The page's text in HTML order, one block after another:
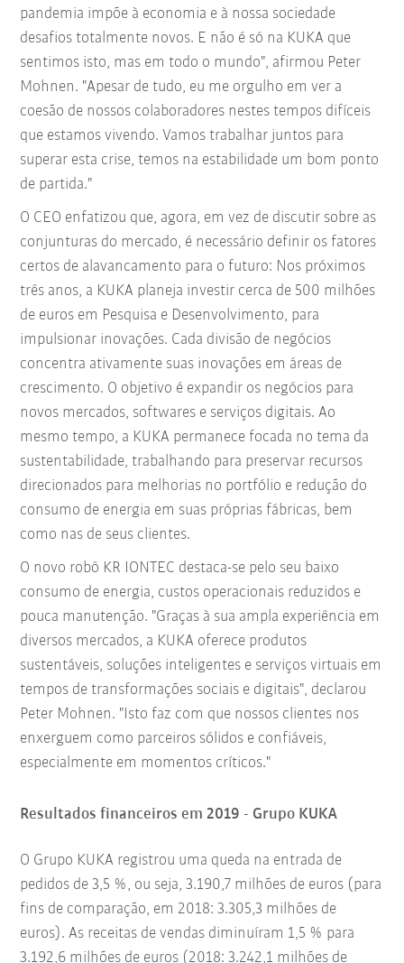
pandemia impõe à economia e à nossa sociedade
desafios totalmente novos. E não é só na KUKA que
sentimos isto, mas em todo o mundo", afirmou Peter
Mohnen. "Apesar de tudo, eu me orgulho em ver a
coesão de nossos colaboradores nestes tempos difíceis
que estamos vivendo. Vamos trabalhar juntos para
superar esta crise, temos na estabilidade um bom ponto
de partida."
O CEO enfatizou que, agora, em vez de discutir sobre as
conjunturas do mercado, é necessário definir os fatores
certos de alavancamento para o futuro: Nos próximos
três anos, a KUKA planeja investir cerca de 500 milhões
de euros em Pesquisa e Desenvolvimento, para
impulsionar inovações. Cada divisão de negócios
concentra ativamente suas inovações em áreas de
crescimento. O objetivo é expandir os negócios para
novos mercados, softwares e serviços digitais. Ao
mesmo tempo, a KUKA permanece focada no tema da
sustentabilidade, trabalhando para preservar recursos
direcionados para melhorias no portfólio e redução do
consumo de energia em suas próprias fábricas, bem
como nas de seus clientes.
O novo robô KR IONTEC destaca-se pelo seu baixo
consumo de energia, custos operacionais reduzidos e
pouca manutenção. "Graças à sua ampla experiência em
diversos mercados, a KUKA oferece produtos
sustentáveis, soluções inteligentes e serviços virtuais em
tempos de transformações sociais e digitais", declarou
Peter Mohnen. "Isto faz com que nossos clientes nos
enxerguem como parceiros sólidos e confiáveis,
especialmente em momentos críticos."
Resultados financeiros em 2019 - Grupo KUKA
O Grupo KUKA registrou uma queda na entrada de
pedidos de 3,5 %, ou seja, 3.190,7 milhões de euros (para
fins de comparação, em 2018: 3.305,3 milhões de
euros). As receitas de vendas diminuíram 1,5 % para
3.192,6 milhões de euros (2018: 3.242,1 milhões de